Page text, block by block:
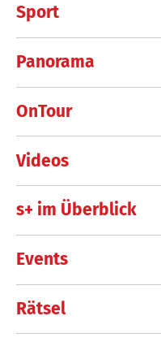
Sport
Panorama
OnTour
Videos
s+ im Überblick
Events
Rätsel